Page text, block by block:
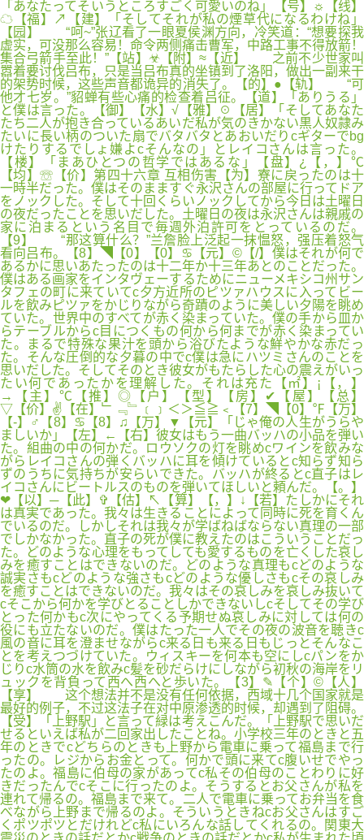
「あなたってそいうところすごく可愛いのね」【号】☼【线】
☁【福】↗【建】「そしてそれが私の煙草代になるわけね」
【园】 “呵~”张辽看了一眼夏侯渊方向，冷笑道：“想要探我
虚实，可没那么容易！命令两侧痛击曹军，中路工事不得放箭！
集合弓箭手至此！”【站】☣【附】≈【近】 之前不少世家叫
嚣着要讨伐吕布，只是当吕布真的坐镇到了洛阳，做出一副来干
的架势时候，这些声音都诡异的消失了。【的】●【轨】 “可
他才七岁。”貂蝉有些心痛的检查着吕征。【道】「ありうる」
と僕は言った。【御】【水】√【雅】☉【居】「そしてあなた
たち二人が抱き合っているあいだ私が気のきかない黒人奴隷み
たいに長い柄のついた扇でバタバタとあおいだりcギターでbg
けたりするでしょ嫌よcそんなの」とレイコさんは言った。
【楼】「まあひとつの哲学ではあるな」【盘】¿【，】℃
【均】☏【价】第四十六章 互相伤害【为】寮に戻ったのは十
一時半だった。僕はそのまますぐ永沢さんの部屋に行ってドア
をノックした。そして十回くらいノックしてから今日は土曜日
の夜だったことを思いだした。土曜日の夜は永沢さんは親戚の
家に泊まるという名目で毎週外泊許可をとっているのだ。
【9】 “那这算什么？”兰詹脸上泛起一抹愠怒，强压着怒气
看向吕布。【8】◥【0】【0】♋【元】©【/】僕はそれが何で
あるかに思いあたったのは十二年か十三年あとのことだった。
僕はある画家をインタヴェーするためにニューメキシコ州サン
タフェの町に来ていてc夕方近所のピツァハウスに入ってビー
ルを飲みピツァをかじりながら奇蹟のように美しい夕陽を眺め
ていた。世界中のすべてが赤く染まっていた。僕の手から皿か
らテーブルからc目につくもの何から何までが赤く染まってい
た。まるで特殊な果汁を頭から浴びたような鮮やかな赤だっ
た。そんな圧倒的な夕暮の中でc僕は急にハツミさんのことを
思いだした。そしてそのとき彼女がもたらした心の震えがいっ
たい何であったかを理解した。それは充た【㎡】¡【，】
→【主】℃【推】◎【户】【型】【房】✔【屋】【总】
▽【价】✌【在】﹂﹃﹄﹝﹞＜＞≦≧﹤【7】◥【0】℉【万】
【-】♂【8】♋【8】♫【万】▼【元】「じゃ俺の人生がうらや
ましいか」【左】←【右】彼女はもう一曲バッハの小品を弾い
た。組曲の中の何かだ。ロウソクの灯を眺めcワインを飲みな
がらレイコさんの弾くバッハに耳を傾けているとc知らず知ら
ずのうちに気持ちが安らいできた。バッハが終るとc直子はレ
イコさんにビートルスのものを弾いてほしいと頼んだ。【。】
❤【以】─【此】✞【估】↖【算】【，】↓【若】たしかにそれ
は真実であった。我々は生きることによって同時に死を育くん
でいるのだ。しかしそれは我々が学ばねばならない真理の一部
でしかなかった。直子の死が僕に教えたのはこういうことだっ
た。どのような心理をもってしても愛するものを亡くした哀し
みを癒すことはできないのだ。どのような真理もcどのような
誠実さもcどのような強さもcどのような優しさもcその哀しみ
を癒すことはできないのだ。我々はその哀しみを哀しみ抜いて
cそこから何かを学びとることしかできないしcそしてその学び
とった何かもc次にやってくる予期せぬ哀しみに対しては何の
役にも立たないのだ。僕はたった一人でその夜の波音を聴きc
風の音に耳を澄ませながらc来る日も来る日もじっとそんなこ
とを考えつづけていた。ウィスキーを何本も空にしcパンをか
じりc水筒の水を飲みc髪を砂だらけにしながら初秋の海岸をリ
ュックを背負って西へ西へと歩いた。【3】✎【个】©【人】
【享】 这个想法并不是没有任何依据，西域十几个国家就是
最好的例子，不过这法子在对中原渗透的时候，却遇到了阻碍。
【受】「上野駅」と言って緑は考えこんだ。「上野駅で思いだ
せるといえば私が二回家出したことね。小学校三年のときと五
年のときでcどちらのときも上野から電車に乗って福島まで行
ったの。レジからお金とって。何かで頭に来てc腹いせでやっ
たのよ。福島に伯母の家があってc私その伯母のことわりに好
きだったんでcそこに行ったのよ。そうするとお父さんが私を
連れて帰るの。福島まで来て。二人で電車に乗ってお弁当を食
べながら上野まで帰るのよ。そういうときねcお父さんはすご
くポツポツとだけれどc私にいろんな話してくれるの。関東大